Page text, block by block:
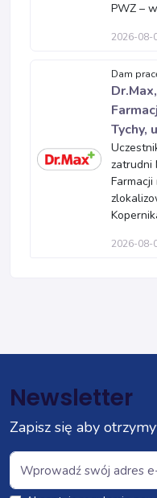
PWZ –
2026-08-
Dam
Tychy,
zatrudni
2026-08-
Newsletter
Zapisz się aby